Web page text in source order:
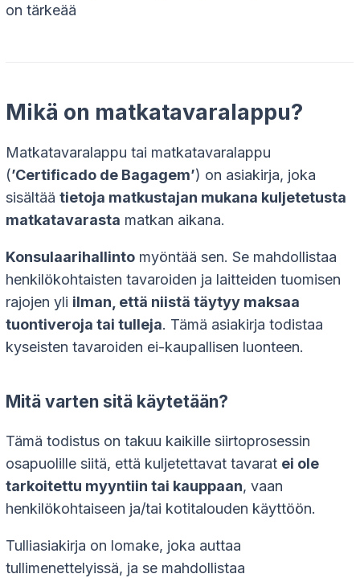
on tärkeää
Mikä on matkatavaralappu?
Matkatavaralappu tai matkatavaralappu
(’Certificado de Bagagem’) on asiakirja, joka
sisältää tietoja matkustajan mukana kuljetetusta
matkatavarasta matkan aikana.
Konsulaarihallinto myöntää sen. Se mahdollistaa
henkilökohtaisten tavaroiden ja laitteiden tuomisen
rajojen yli ilman, että niistä täytyy maksaa
tuontiveroja tai tulleja. Tämä asiakirja todistaa
kyseisten tavaroiden ei-kaupallisen luonteen.
Mitä varten sitä käytetään?
Tämä todistus on takuu kaikille siirtoprosessin
osapuolille siitä, että kuljetettavat tavarat ei ole
tarkoitettu myyntiin tai kauppaan, vaan
henkilökohtaiseen ja/tai kotitalouden käyttöön.
Tulliasiakirja on lomake, joka auttaa
tullimenettelyissä, ja se mahdollistaa